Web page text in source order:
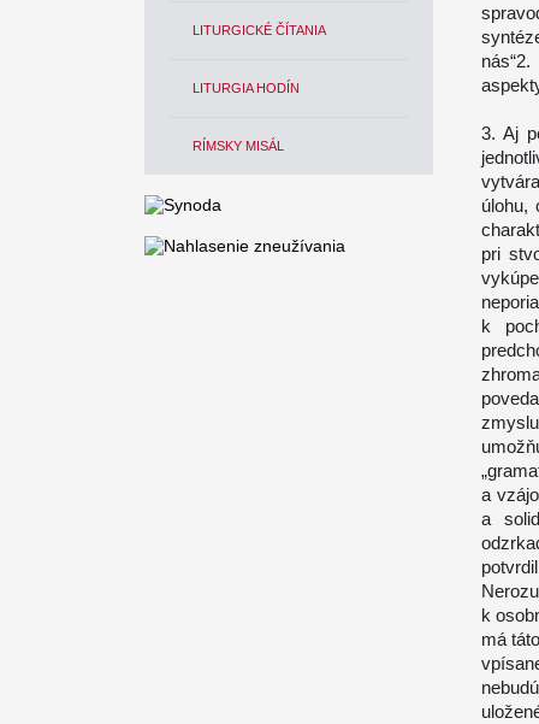
LITURGICKÉ ČÍTANIA
LITURGIA HODÍN
RÍMSKY MISÁL
3. Aj
úlohu,
pri
k
a
a
k
má